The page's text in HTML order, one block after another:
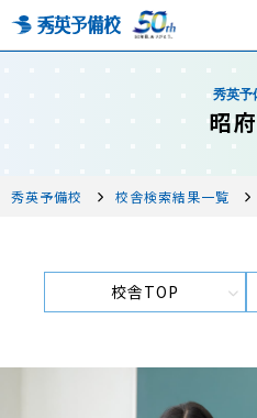
秀英予
昭
秀英予備校 校舎検索結果一覧
校舎TOP